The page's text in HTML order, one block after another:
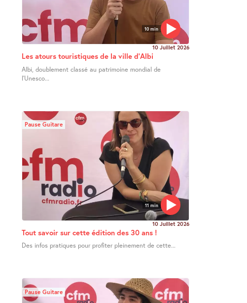
10 min
10 Juillet 2026
Les atours touristiques de la ville d’Albi
Albi, doublement classé au patrimoine mondial de
l’Unesco...
11 min
Pause Guitare
10 Juillet 2026
Tout savoir sur cette édition des 30 ans !
Des infos pratiques pour profiter pleinement de cette...
Pause Guitare